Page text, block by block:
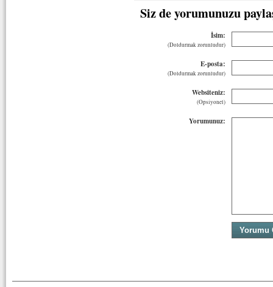
Siz de yorumunuzu
İsim:
(Doldurmak zorunludur)
E-posta:
(Doldurmak zorunludur)
Websiteniz:
(Opsiyonel)
Yorumunuz: